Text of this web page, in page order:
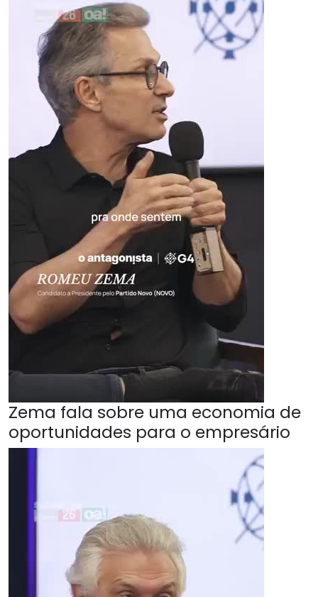
Zema fala sobre uma economia de
oportunidades para o empresário